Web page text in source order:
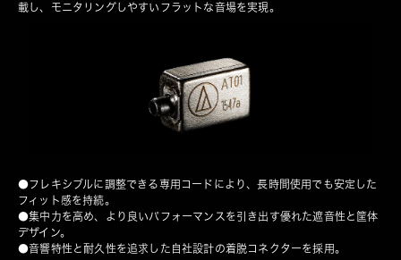
載し、モニタリングしやすいフラットな音場を実現。
●フレキシブルに調整できる専用コードにより、長時間使用でも安定した
フィット感を持続。
●集中力を高め、より良いパフォーマンスを引き出す優れた遮音性と筐体
デザイン。
●音響特性と耐久性を追求した自社設計の着脱コネクターを採用。